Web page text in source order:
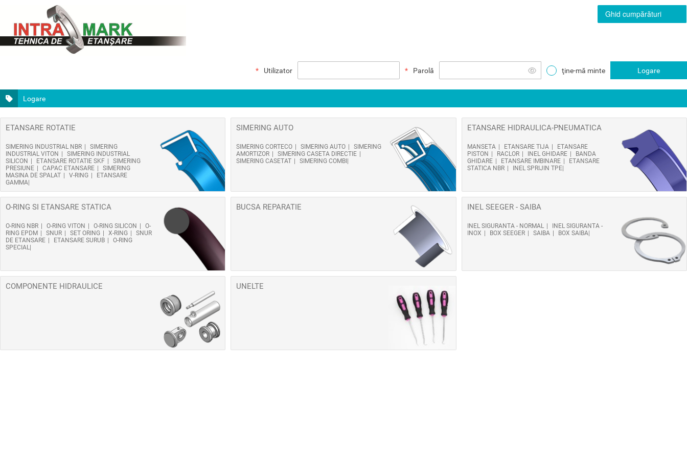
Ghid cumpărături
Utilizator Parolă ţine-mă minte Logare
Logare
ETANSARE ROTATIE
SIMERING INDUSTRIAL NBR
SIMERING
INDUSTRIAL VITON
SIMERING INDUSTRIAL
SILICON
ETANSARE ROTATIE SKF
SIMERING
PRESIUNE
CAPAC ETANSARE
SIMERING
MASINA DE SPALAT
V-RING
ETANSARE
GAMMA
SIMERING AUTO
SIMERING CORTECO SIMERING AUTO
SIMERING
AMORTIZOR
SIMERING CASETA DIRECTIE
SIMERING CASETAT
SIMERING COMBI
ETANSARE HIDRAULICA-PNEUMATICA
MANSETA ETANSARE TIJA
ETANSARE
PISTON
RACLOR INEL GHIDARE
BANDA
GHIDARE
ETANSARE IMBINARE
ETANSARE
STATICA NBR
INEL SPRIJIN TPE
O-RING SI ETANSARE STATICA
O-RING NBR O-RING VITON O-RING SILICON
O-
RING EPDM
SNUR SET ORING X-RING
SNUR
DE ETANSARE
ETANSARE SURUB
O-RING
SPECIAL
BUCSA REPARATIE INEL SEEGER - SAIBA
INEL SIGURANTA - NORMAL
INEL SIGURANTA -
INOX
BOX SEEGER SAIBA BOX SAIBA
COMPONENTE HIDRAULICE UNELTE